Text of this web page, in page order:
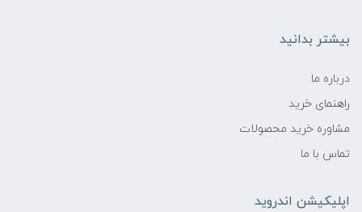
بیشتر بدانید
درباره ما
راهنمای خرید
مشاوره خرید محصولات
تماس با ما
اپلیکیشن اندروید